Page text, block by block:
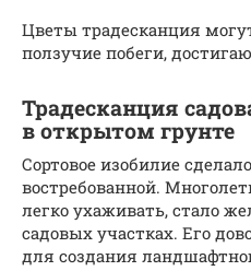
Цветы традесканция
ползучие побеги,
Традесканция
в открытом грунте
Сортовое изобилие
востребованной.
легко ухаживать, стало
садовых участках. Его
для создания